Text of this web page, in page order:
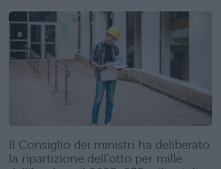
Il Consiglio dei ministri ha deliberato
la ripartizione dell'otto per mille